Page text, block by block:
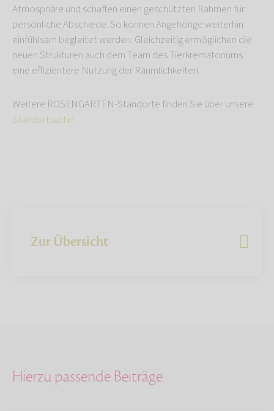
Atmosphäre und schaffen einen geschützten Rahmen für
persönliche Abschiede. So können Angehörige weiterhin
einfühlsam begleitet werden. Gleichzeitig ermöglichen die
neuen Strukturen auch dem Team des Tierkrematoriums
eine effizientere Nutzung der Räumlichkeiten.
Weitere ROSENGARTEN-Standorte finden Sie über unsere
Standortsuche.
Zur Übersicht
Hierzu passende Beiträge